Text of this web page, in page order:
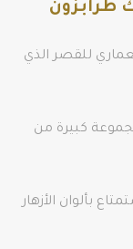
طرابزون
للقصر الذي
كبيرة من
بألوان الأزهار